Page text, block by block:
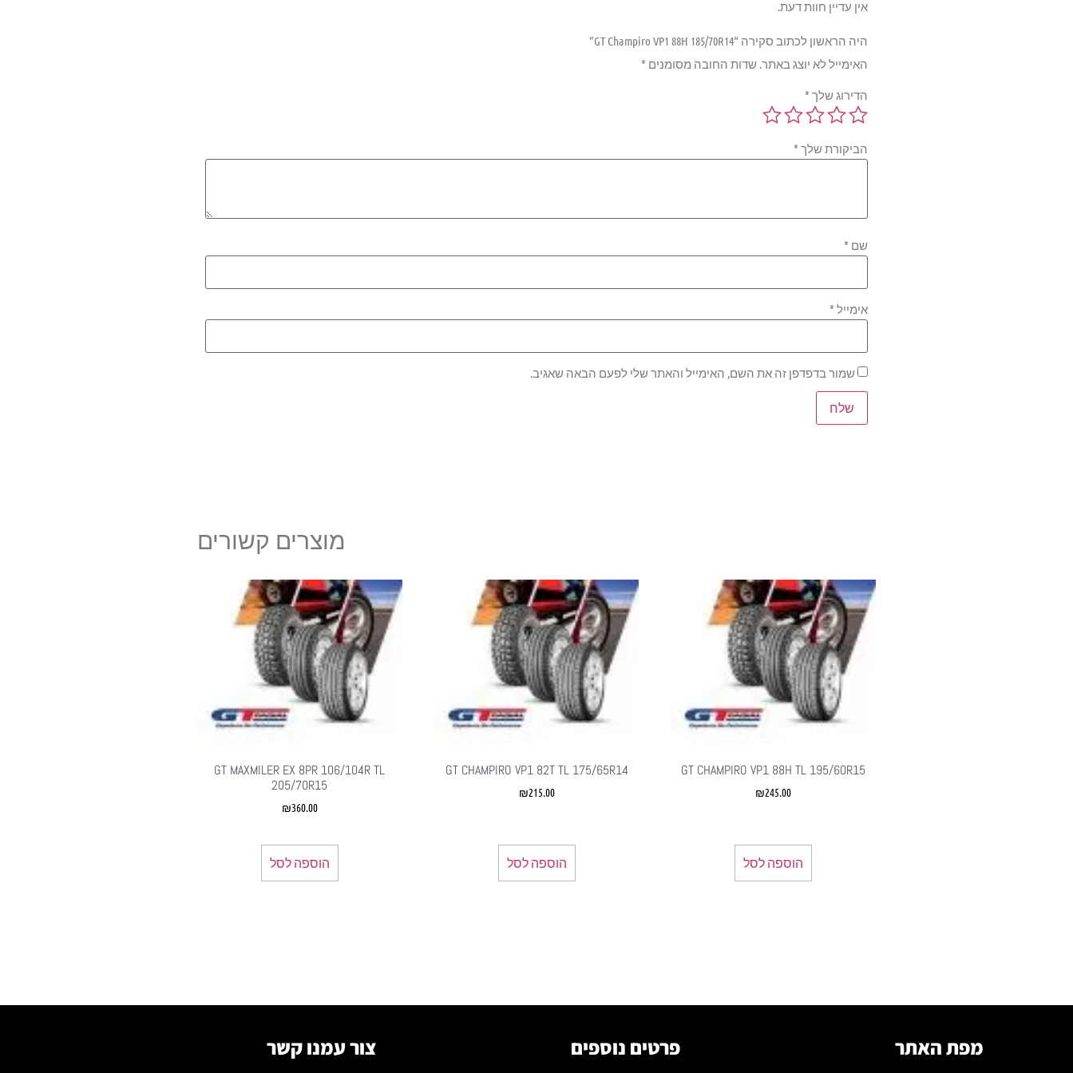
אין עדיין חוות דעת.
היה הראשון לכתוב סקירה “GT Champiro VP1 88H 185/70R14”
האימייל לא יוצג באתר. שדות החובה מסומנים *
הדירוג שלך *
הביקורת שלך *
שם *
אימייל *
שמור בדפדפן זה את השם, האימייל והאתר שלי לפעם הבאה שאגיב.
מוצרים קשורים
GT CHAMPIRO VP1 88H TL 195/60R15
₪245.00
הוספה לסל
GT CHAMPIRO VP1 82T TL 175/65R14
₪215.00
הוספה לסל
GT MAXMILER EX 8PR 106/104R TL
205/70R15
₪360.00
הוספה לסל
מפת האתר פרטים נוספים צור עמנו קשר